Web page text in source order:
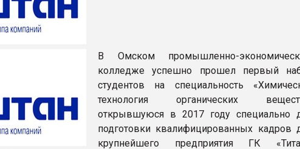
В Омском промышленно-
колледже успешно прошел первый
студентов на специальность
технология органических
открывшуюся в 2017 году специально
подготовки квалифицированных кадров
крупнейшего предприятия ГК